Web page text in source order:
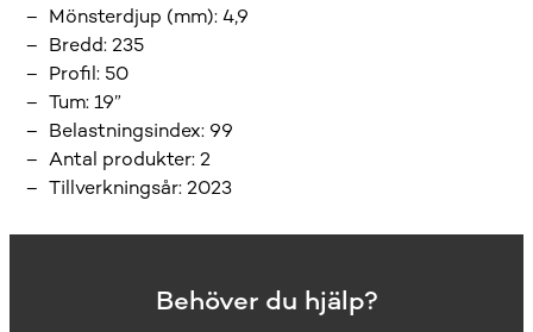
Mönsterdjup (mm):4,9
Bredd:235
Profil: 50
Tum:19”
Belastningsindex: 99
Antal produkter:2
Tillverkningsår:2023
Behöver du hjälp?